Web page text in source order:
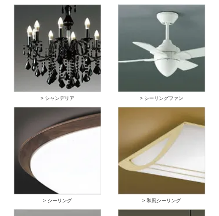
> シャンデリア > シーリングファン
> シーリング > 和風シーリング